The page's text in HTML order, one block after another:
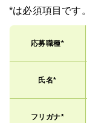
*は必須項目です。
応募職種*
氏名*
フリガナ*